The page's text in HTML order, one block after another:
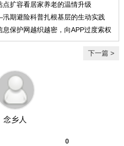
扩容看居家养老的温情升级
期避险科普扎根基层的生动实践
保护网越织越密，向APP过度索权
下一篇 >
念乡人
0